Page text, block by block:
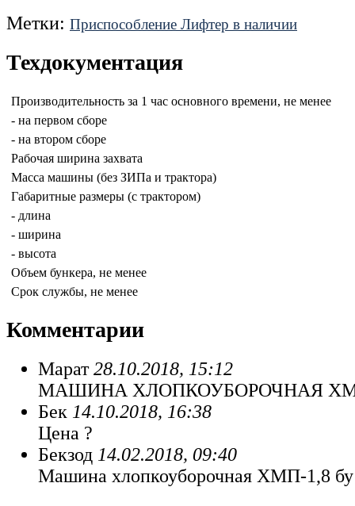
Метки: Приспособление Лифтер в наличии
Техдокументация
Производительность за 1 час основного времени, не менее
- на первом сборе
- на втором сборе
Рабочая ширина захвата
Масса машины (без ЗИПа и трактора)
Габаритные размеры (с трактором)
- длина
- ширина
- высота
Объем бункера, не менее
Срок службы, не менее
Комментарии
Марат28.10.2018, 15:12
МАШИНА ХЛОПКОУБОРОЧНАЯ
Бек 14.10.2018, 16:38
Цена ?
Бекзод 14.02.2018, 09:40
Машина хлопкоуборочная ХМП-1,8 бу